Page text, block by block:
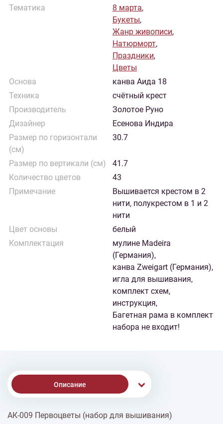
Тематика
8 марта,
Букеты,
Жанр живописи,
Натюрморт,
Праздники,
Цветы
Основа
канва Аида 18
Техника
счётный крест
Производитель
Золотое Руно
Дизайнер
Есенова Индира
Размер по горизонтали
(см)
30.7
Размер по вертикали (см)
41.7
Количество цветов
43
Примечание
Вышивается крестом в 2
нити, полукрестом в 1 и 2
нити
Цвет основы
белый
Комплектация
мулине Madeira
(Германия),
канва Zweigart (Германия),
игла для вышивания,
комплект схем,
инструкция,
Багетная рама в комплект
набора не входит!
Описание
Доставка
АК-009 Первоцветы (набор для вышивания)